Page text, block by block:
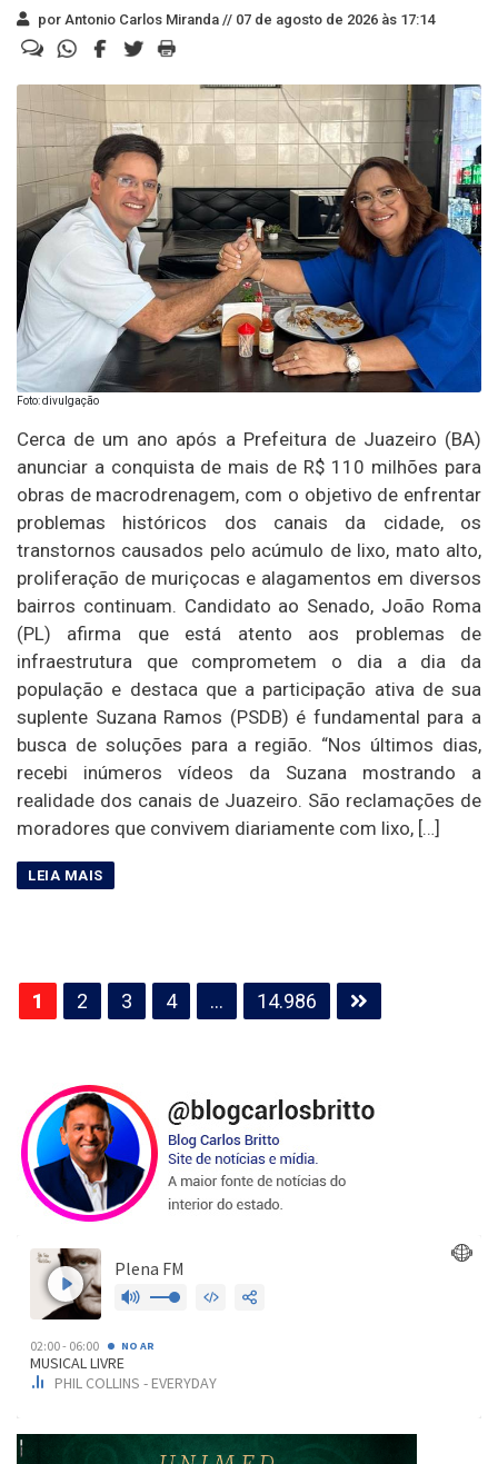
por Antonio Carlos Miranda // 07 de agosto de 2026 às 17:14
Foto: divulgação
Cerca de um ano após a Prefeitura de Juazeiro (BA)
anunciar a conquista de mais de R$ 110 milhões para
obras de macrodrenagem, com o objetivo de enfrentar
problemas históricos dos canais da cidade, os
transtornos causados pelo acúmulo de lixo, mato alto,
proliferação de muriçocas e alagamentos em diversos
bairros continuam. Candidato ao Senado, João Roma
(PL) afirma que está atento aos problemas de
infraestrutura que comprometem o dia a dia da
população e destaca que a participação ativa de sua
suplente Suzana Ramos (PSDB) é fundamental para a
busca de soluções para a região. “Nos últimos dias,
recebi inúmeros vídeos da Suzana mostrando a
realidade dos canais de Juazeiro. São reclamações de
moradores que convivem diariamente com lixo, […]
Paginação
de
1 2 3 4 … 14.986